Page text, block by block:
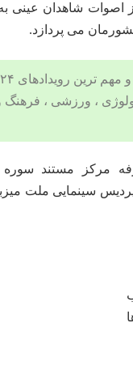
اصوات شاهدان عینی
می پردازد.
۲۴ ساعته در بخش های حوادث ، اجتماعی ، سیاسی ،
، ورزشی ، فرهنگ
مرکز مستند سوره
سینمایی ملت